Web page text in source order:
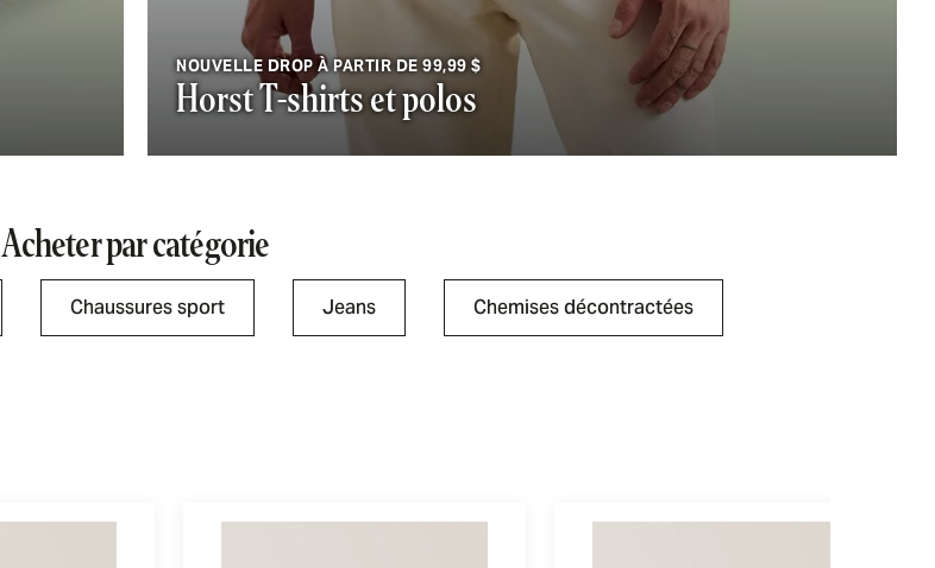
NOUVELLE DROP À PARTIR DE 99,99 $
Horst T-shirts et polos
Acheter par catégorie
Chaussures sport Jeans Chemises décontractées